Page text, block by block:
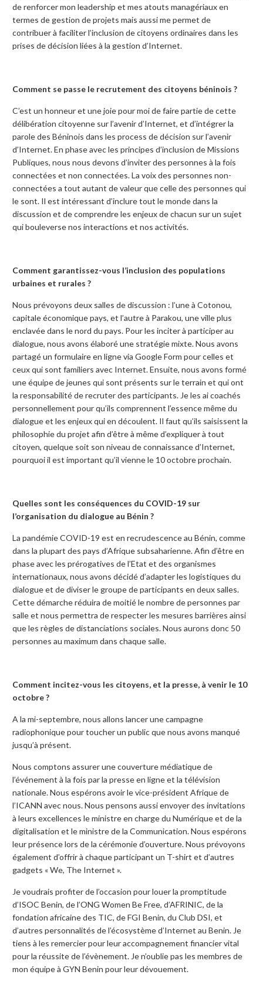
de renforcer mon leadership et mes atouts managériaux en
termes de gestion de projets mais aussi me permet de
contribuer à faciliter l’inclusion de citoyens ordinaires dans les
prises de décision liées à la gestion d’Internet.
Comment se passe le recrutement des citoyens béninois ?
C’est un honneur et une joie pour moi de faire partie de cette
délibération citoyenne sur l’avenir d’Internet, et d’intégrer la
parole des Béninois dans les process de décision sur l’avenir
d’Internet. En phase avec les principes d’inclusion de Missions
Publiques, nous nous devons d’inviter des personnes à la fois
connectées et non connectées. La voix des personnes non-
connectées a tout autant de valeur que celle des personnes qui
le sont. Il est intéressant d’inclure tout le monde dans la
discussion et de comprendre les enjeux de chacun sur un sujet
qui bouleverse nos interactions et nos activités.
Comment garantissez-vous l’inclusion des populations
urbaines et rurales ?
Nous prévoyons deux salles de discussion : l’une à Cotonou,
capitale économique pays, et l’autre à Parakou, une ville plus
enclavée dans le nord du pays. Pour les inciter à participer au
dialogue, nous avons élaboré une stratégie mixte. Nous avons
partagé un formulaire en ligne via Google Form pour celles et
ceux qui sont familiers avec Internet. Ensuite, nous avons formé
une équipe de jeunes qui sont présents sur le terrain et qui ont
la responsabilité de recruter des participants. Je les ai coachés
personnellement pour qu’ils comprennent l’essence même du
dialogue et les enjeux qui en découlent. Il faut qu’ils saisissent la
philosophie du projet afin d’être à même d’expliquer à tout
citoyen, quelque soit son niveau de connaissance d’Internet,
pourquoi il est important qu’il vienne le 10 octobre prochain.
Quelles sont les conséquences du COVID-19 sur
l’organisation du dialogue au Bénin ?
La pandémie COVID-19 est en recrudescence au Bénin, comme
dans la plupart des pays d’Afrique subsaharienne. Afin d’être en
phase avec les prérogatives de l’Etat et des organismes
internationaux, nous avons décidé d’adapter les logistiques du
dialogue et de diviser le groupe de participants en deux salles.
Cette démarche réduira de moitié le nombre de personnes par
salle et nous permettra de respecter les mesures barrières ainsi
que les règles de distanciations sociales. Nous aurons donc 50
personnes au maximum dans chaque salle.
Comment incitez-vous les citoyens, et la presse, à venir le 10
octobre ?
A la mi-septembre, nous allons lancer une campagne
radiophonique pour toucher un public que nous avons manqué
jusqu’à présent.
Nous comptons assurer une couverture médiatique de
l’événement à la fois par la presse en ligne et la télévision
nationale. Nous espérons avoir le vice-président Afrique de
l’ICANN avec nous. Nous pensons aussi envoyer des invitations
à leurs excellences le ministre en charge du Numérique et de la
digitalisation et le ministre de la Communication. Nous espérons
leur présence lors de la cérémonie d’ouverture. Nous prévoyons
également d’offrir à chaque participant un T-shirt et d’autres
gadgets « We, The Internet ».
Je voudrais profiter de l’occasion pour louer la promptitude
d’ISOC Benin, de l’ONG Women Be Free, d’AFRINIC, de la
fondation africaine des TIC, de FGI Benin, du Club DSI, et
d’autres personnalités de l’écosystème d’Internet au Benin. Je
tiens à les remercier pour leur accompagnement financier vital
pour la réussite de l’évènement. Je n’oublie pas les membres de
mon équipe à GYN Benin pour leur dévouement.